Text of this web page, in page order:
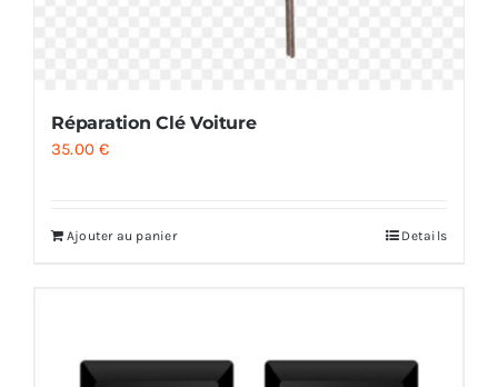
Réparation Clé Voiture
35.00€
Ajouter au panier Details